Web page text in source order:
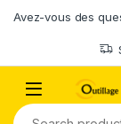
Avez-vous des
Search for: